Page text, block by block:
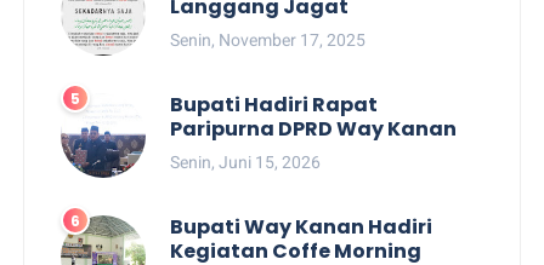
Langgang Jagat
Senin, November 17, 2025
Bupati Hadiri Rapat
Paripurna DPRD Way Kanan
Senin, Juni 15, 2026
Bupati Way Kanan Hadiri
Kegiatan Coffe Morning